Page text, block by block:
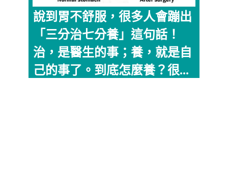
說到胃不舒服，很多人會蹦出
「三分治七分養」這句話！
治，是醫生的事；養，就是自
己的事了。到底怎麼養？很...